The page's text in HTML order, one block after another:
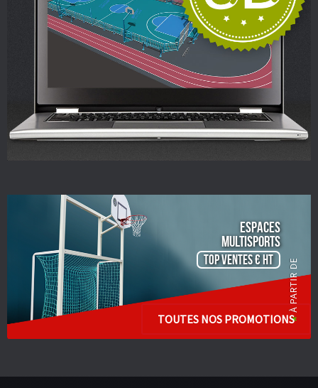
ESPACES
Multisports
TOP VENTES € HT
TOUTES NOS PROMOTIONS